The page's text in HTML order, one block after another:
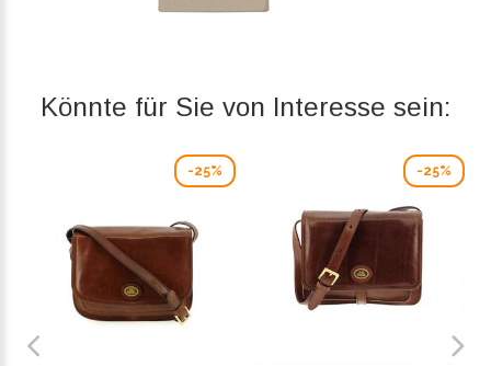
Könnte für Sie von Interesse sein:
-25% -25%